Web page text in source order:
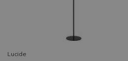
Lucide